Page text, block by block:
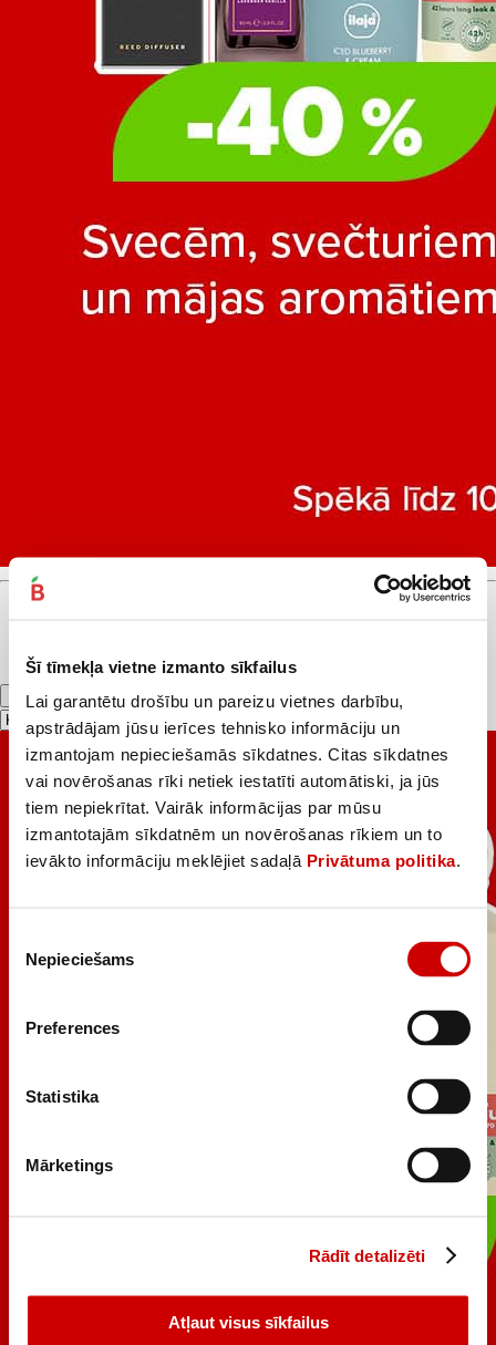
Šī tīmekļa vietne izmanto sīkfailus
Lai garantētu drošību un pareizu vietnes darbību,
apstrādājam jūsu ierīces tehnisko informāciju un
izmantojam nepieciešamās sīkdatnes. Citas sīkdatnes
vai novērošanas rīki netiek iestatīti automātiski, ja jūs
tiem nepiekrītat. Vairāk informācijas par mūsu
izmantotajām sīkdatnēm un novērošanas rīkiem un to
ievākto informāciju meklējiet sadaļā Privātuma politika.
izvēle
Nepieciešams
Preferences
Statistika
Mārketings
Rādīt detalizēti
Atļaut visus sīkfailus
»
Filtrs